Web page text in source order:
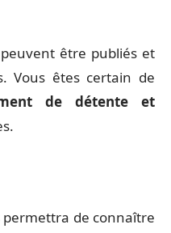
être publiés et
Vous êtes certain de
de détente et
de connaître